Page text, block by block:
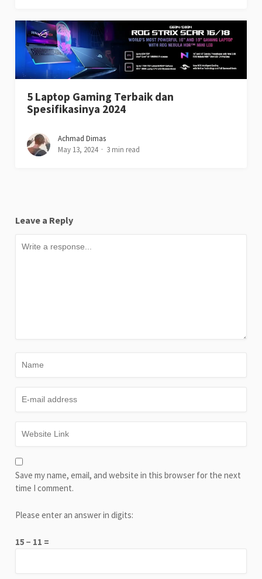
5 Laptop Gaming Terbaik dan
Spesifikasinya 2024
Achmad Dimas
May 13, 2024
3 min read
Leave a Reply
Save my name, email, and website in this browser for the next
time I comment.
Please enter an answer in digits:
15 − 11 =